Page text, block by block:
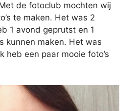
de fotoclub mochten wij
te maken. Het was 2
1 avond geprutst en 1
kunnen maken. Het was
heb een paar mooie foto’s